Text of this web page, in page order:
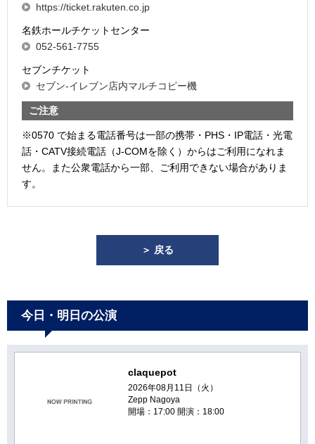
https://ticket.rakuten.co.jp
名鉄ホールチケットセンター
052-561-7755
セブンチケット
セブン-イレブン店内マルチコピー機
ご注意
※0570 で始まる電話番号は一部の携帯・PHS・IP電話・光電
話・CATV接続電話（J-COMを除く）からはご利用になれま
せん。また公衆電話から一部、ご利用できない場合がありま
す。
＞ 戻る
今日・明日の公演
claquepot
2026年08月11日（火）
Zepp Nagoya
開場：17:00 開演：18:00